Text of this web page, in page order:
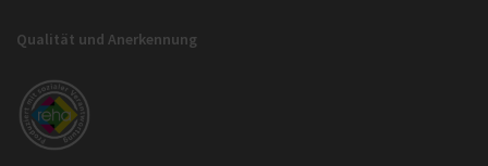
Qualität und Anerkennung